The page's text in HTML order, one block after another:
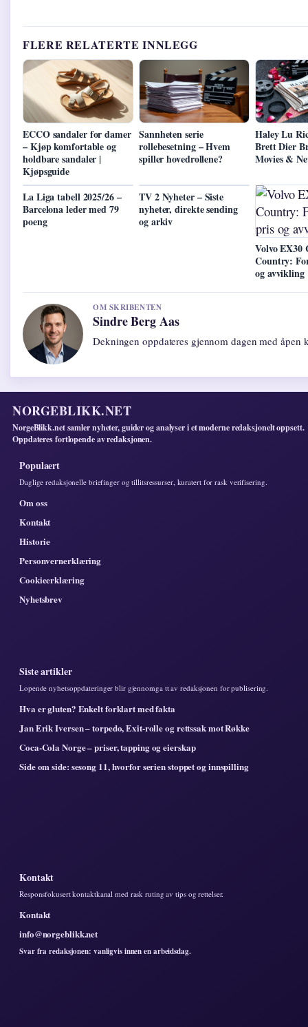
FLERE RELATERTE INNLEGG
ECCO sandaler for damer
– Kjøp komfortable og
holdbare sandaler |
Kjøpsguide
Sannheten serie
rollebesetning – Hvem
spiller hovedrollene?
Haley Lu
Brett Dier
Movies &
La Liga tabell 2025/26 –
Barcelona leder med 79
poeng
TV 2 Nyheter – Siste
nyheter, direkte sending
og arkiv
Volvo EX30
Country:
og avvikling
OM SKRIBENTEN
Sindre Berg Aas
Dekningen oppdateres gjennom dagen med åpen
NORGEBLIKK.NET
NorgeBlikk.net samler nyheter, guider og analyser i et moderne redaksjonelt oppsett.
Oppdateres fortlopende av redaksjonen.
Populaert
Daglige redaksjonelle briefinger og tillitsressurser, kuratert for rask verifisering.
Om oss
Kontakt
Historie
Personvernerklæring
Cookieerklæring
Nyhetsbrev
Siste artikler
Lopende nyhetsoppdateringer blir gjennomga tt av redaksjonen for publisering.
Hva er gluten? Enkelt forklart med fakta
Jan Erik Iversen – torpedo, Exit-rolle og rettssak mot Røkke
Coca-Cola Norge – priser, tapping og eierskap
Side om side: sesong 11, hvorfor serien stoppet og innspilling
Kontakt
Responsfokusert kontaktkanal med rask ruting av tips og rettelser.
Kontakt
info@norgeblikk.net
Svar fra redaksjonen: vanligvis innen en arbeidsdag.